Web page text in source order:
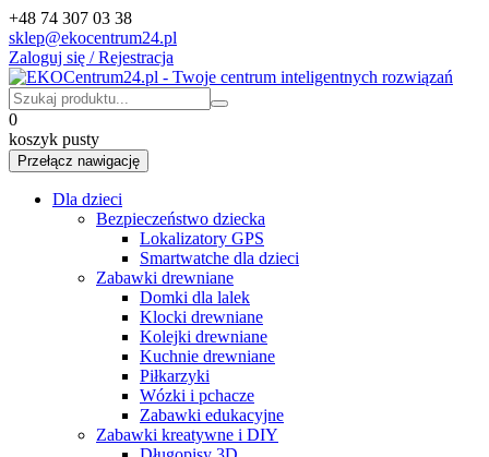
+48 74 307 03 38
sklep@ekocentrum24.pl
Zaloguj się / Rejestracja
0
koszyk pusty
Przełącz nawigację
Dla dzieci
Bezpieczeństwo dziecka
Lokalizatory GPS
Smartwatche dla dzieci
Zabawki drewniane
Domki dla lalek
Klocki drewniane
Kolejki drewniane
Kuchnie drewniane
Piłkarzyki
Wózki i pchacze
Zabawki edukacyjne
Zabawki kreatywne i DIY